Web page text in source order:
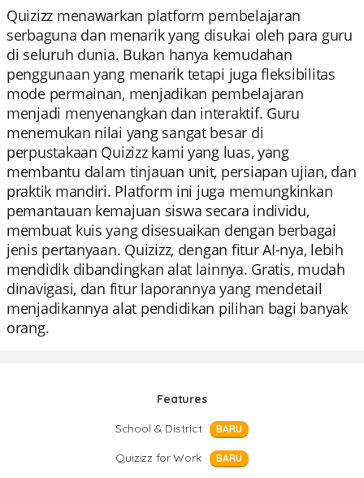
Quizizz menawarkan platform pembelajaran
serbaguna dan menarik yang disukai oleh para guru
di seluruh dunia. Bukan hanya kemudahan
penggunaan yang menarik tetapi juga fleksibilitas
mode permainan, menjadikan pembelajaran
menjadi menyenangkan dan interaktif. Guru
menemukan nilai yang sangat besar di
perpustakaan Quizizz kami yang luas, yang
membantu dalam tinjauan unit, persiapan ujian, dan
praktik mandiri. Platform ini juga memungkinkan
pemantauan kemajuan siswa secara individu,
membuat kuis yang disesuaikan dengan berbagai
jenis pertanyaan. Quizizz, dengan fitur AI-nya, lebih
mendidik dibandingkan alat lainnya. Gratis, mudah
dinavigasi, dan fitur laporannya yang mendetail
menjadikannya alat pendidikan pilihan bagi banyak
orang.
Features
School & District
BARU
Quizizz for Work BARU